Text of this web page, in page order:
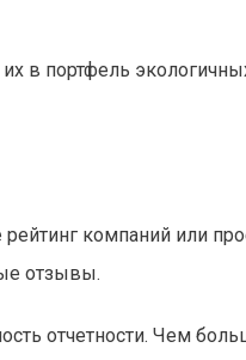
в портфель
компаний или
отзывы.
отчетности. Чем